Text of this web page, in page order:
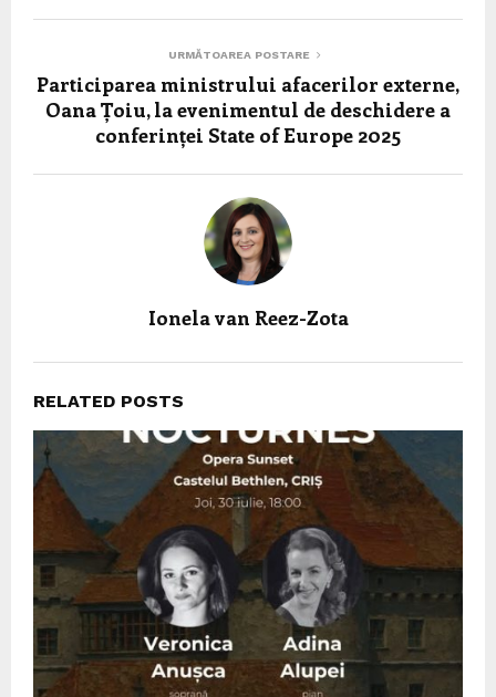
URMĂTOAREA POSTARE
Participarea ministrului afacerilor externe,
Oana Țoiu, la evenimentul de deschidere a
conferinței State of Europe 2025
Ionela van Reez-Zota
RELATED POSTS